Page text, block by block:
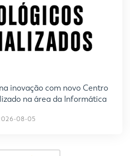
inovação com novo Centro
na área da Informática
08-05